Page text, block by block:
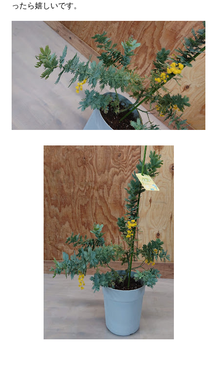
ったら嬉しいです。